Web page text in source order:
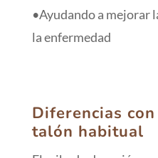
•Ayudando a mejorar
la enfermedad
Diferencias
talón habitual